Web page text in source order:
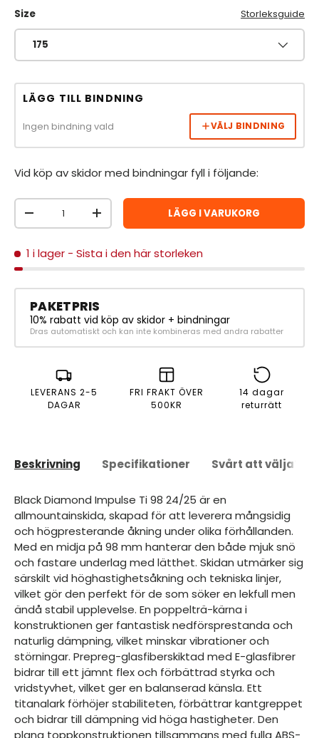
Size Storleksguide
175
LÄGG TILL BINDNING
Ingen bindning vald VÄLJ BINDNING
Vid köp av skidor med bindningar fyll i följande:
Antal
MINSKA ANTALÖKA ANTAL LÄGG I VARUKORG
1 i lager - Sista i den här storleken
PAKETPRIS
10% rabatt vid köp av skidor + bindningar
Dras automatiskt och kan inte kombineras med andra rabatter
LEVERANS 2-5
DAGAR
FRI FRAKT ÖVER
500KR
14 dagar
returrätt
Beskrivning Specifikationer Svårt att välja?
Black Diamond Impulse Ti 98 24/25 är en
allmountainskida, skapad för att leverera mångsidig
och högpresterande åkning under olika förhållanden.
Med en midja på 98 mm hanterar den både mjuk snö
och fastare underlag med lätthet. Skidan utmärker sig
särskilt vid höghastighetsåkning och tekniska linjer,
vilket gör den perfekt för de som söker en lekfull men
ändå stabil upplevelse. En poppelträ-kärna i
konstruktionen ger fantastisk nedförsprestanda och
naturlig dämpning, vilket minskar vibrationer och
störningar. Prepreg-glasfiberskiktad med E-glasfibrer
bidrar till ett jämnt flex och förbättrad styrka och
vridstyvhet, vilket ger en balanserad känsla. Ett
titanalark förhöjer stabiliteten, förbättrar kantgreppet
och bidrar till dämpning vid höga hastigheter. Den
plana toppkonstruktionen tillsammans med fulla ABS-